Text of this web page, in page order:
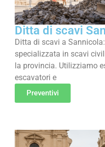
Ditta di scavi
Ditta di scavi a
specializzata in scavi
la provincia. Utilizziamo
escavatori e
Preventivi